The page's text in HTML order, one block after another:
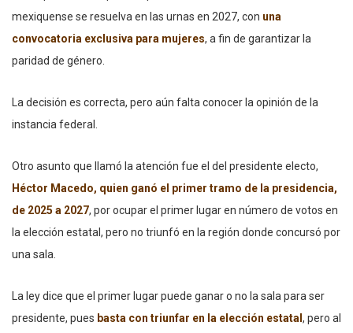
mexiquense se resuelva en las urnas en 2027, con una
convocatoria exclusiva para mujeres, a fin de garantizar la
paridad de género.
La decisión es correcta, pero aún falta conocer la opinión de la
instancia federal.
Otro asunto que llamó la atención fue el del presidente electo,
Héctor Macedo, quien ganó el primer tramo de la presidencia,
de 2025 a 2027, por ocupar el primer lugar en número de votos en
la elección estatal, pero no triunfó en la región donde concursó por
una sala.
La ley dice que el primer lugar puede ganar o no la sala para ser
presidente, pues basta con triunfar en la elección estatal , pero al